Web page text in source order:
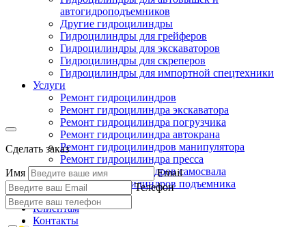
автогидроподъемников
Другие гидроцилиндры
Гидроцилиндры для грейферов
Гидроцилиндры для экскаваторов
Гидроцилиндры для скреперов
Гидроцилиндры для импортной спецтехники
Услуги
Ремонт гидроцилиндров
Ремонт гидроцилиндра экскаватора
Ремонт гидроцилиндра погрузчика
Ремонт гидроцилиндра автокрана
Ремонт гидроцилиндров манипулятора
Ремонт гидроцилиндра пресса
Ремонт гидроцилиндров самосвала
Ремонт гидроцилиндров подъемника
Производство
Клиентам
Контакты
Сделать заказ
Имя
Email
Телефон